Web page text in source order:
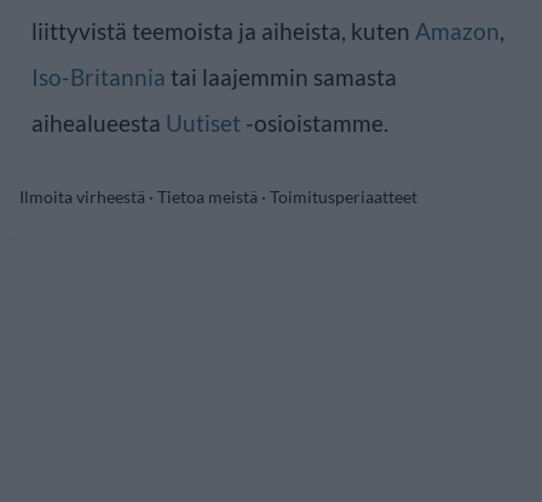
liittyvistä teemoista ja aiheista, kuten Amazon,
Iso-Britannia tai laajemmin samasta
aihealueesta Uutiset -osioistamme.
Ilmoita virheestä · Tietoa meistä · Toimitusperiaatteet